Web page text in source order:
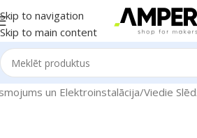
Skip to navigation
Skip to main content
un Elektroinstalācija/Viedie